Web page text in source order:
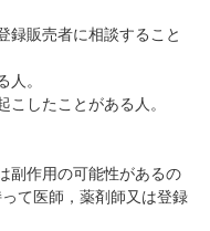
録販売者に相談すること
。
したことがある人。
副作用の可能性があるの
て医師，薬剤師又は登録